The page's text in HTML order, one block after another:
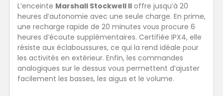
L’enceinte Marshall Stockwell II offre jusqu’à 20
heures d’autonomie avec une seule charge. En prime,
une recharge rapide de 20 minutes vous procure 6
heures d’écoute supplémentaires. Certifiée IPX4, elle
résiste aux éclaboussures, ce qui la rend idéale pour
les activités en extérieur. Enfin, les commandes
analogiques sur le dessus vous permettent d’ajuster
facilement les basses, les aigus et le volume.